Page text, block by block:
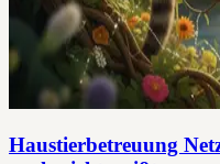
Haustierbetreuung